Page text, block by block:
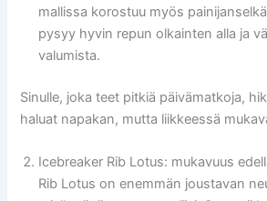
mallissa korostuu myös
pysyy hyvin repun olkainten alla ja
valumista.
Sinulle, joka teet pitkiä päivämatkoja,
haluat napakan, mutta liikkeessä
Icebreaker Rib Lotus: mukavuus
Rib Lotus on enemmän joustavan